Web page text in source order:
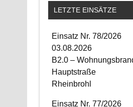
LETZTE EINSÄTZE
Einsatz Nr. 78/2026
03.08.2026
B2.0 –
Hauptstraße
Rheinbrohl
Einsatz Nr. 77/2026